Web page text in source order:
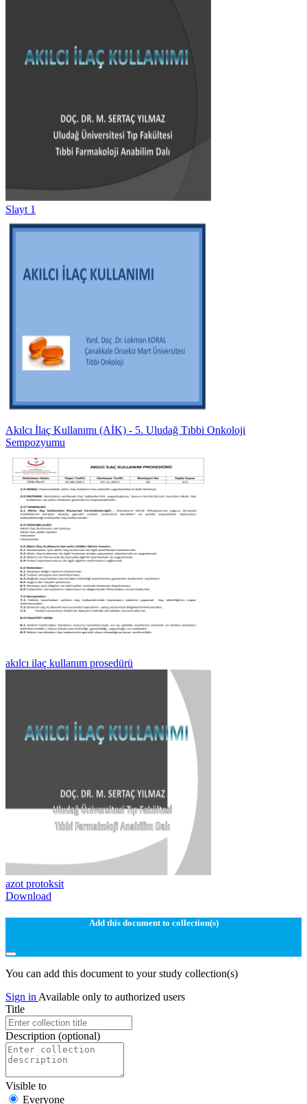
Slayt 1
Akılcı İlaç Kullanımı (AİK) - 5. Uludağ Tıbbi Onkoloji
Sempozyumu
akılcı ilaç kullanım prosedürü
azot protoksit
Download
Add this document to collection(s)
You can add this document to your study collection(s)
Sign in Available only to authorized users
Title
Description (optional)
Visible to
Everyone